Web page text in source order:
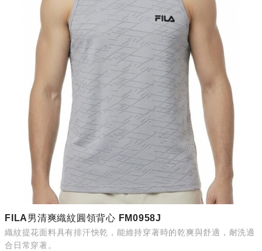
FILA男清爽織紋圓領背心 FM0958J
織紋提花面料具有排汗快乾，能維持穿著時的乾爽與舒適，耐洗適
合日常穿著。